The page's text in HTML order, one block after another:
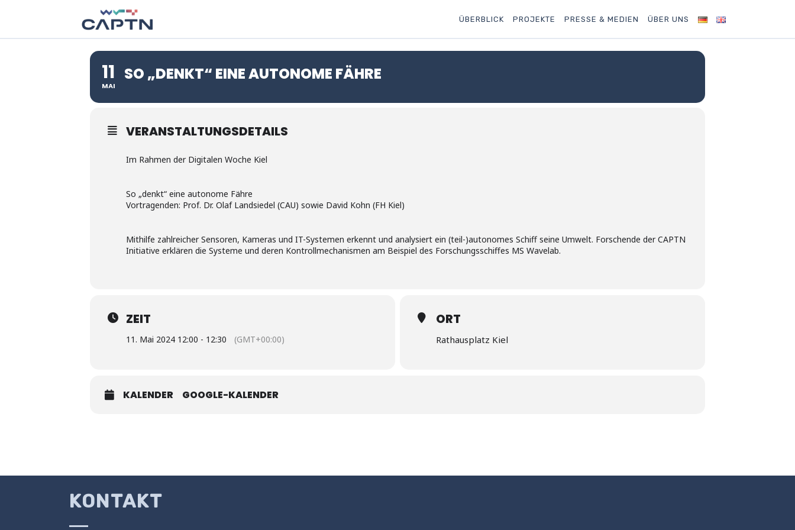
ÜBERBLICK PROJEKTE PRESSE & MEDIEN ÜBER UNS
11
MAI
SO „DENKT“ EINE AUTONOME FÄHRE
VERANSTALTUNGSDETAILS
Im Rahmen der Digitalen Woche Kiel
So „denkt“ eine autonome Fähre
Vortragenden: Prof. Dr. Olaf Landsiedel (CAU) sowie David Kohn (FH Kiel)
Mithilfe zahlreicher Sensoren, Kameras und IT-Systemen erkennt und analysiert ein (teil-)autonomes Schiff seine Umwelt. Forschende der CAPTN
Initiative erklären die Systeme und deren Kontrollmechanismen am Beispiel des Forschungsschiffes MS Wavelab.
ZEIT
11. Mai 2024 12:00 - 12:30 (GMT+00:00)
ORT
Rathausplatz Kiel
KALENDER GOOGLE-KALENDER
KONTAKT